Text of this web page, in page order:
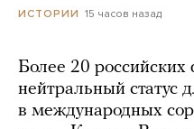
ИСТОРИИ 15 часов назад
Более 20 российских
нейтральный статус
в международных